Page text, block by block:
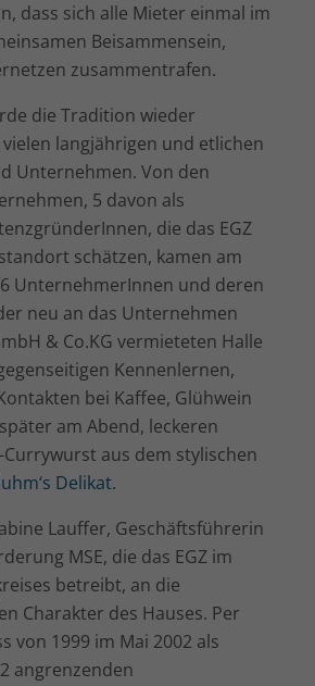
dass sich alle Mieter einmal im
Beisammensein,
zusammentrafen.
die Tradition wieder
langjährigen und etlichen
Unternehmen. Von den
5 davon als
die das EGZ
schätzen, kamen am
UnternehmerInnen und deren
neu an das Unternehmen
& Co.KG vermieteten Halle
Kennenlernen,
bei Kaffee, Glühwein
am Abend, leckeren
aus dem stylischen
Delikat.
Lauffer, Geschäftsführerin
MSE, die das EGZ im
betreibt, an die
Charakter des Hauses. Per
von 1999 im Mai 2002 als
angrenzenden